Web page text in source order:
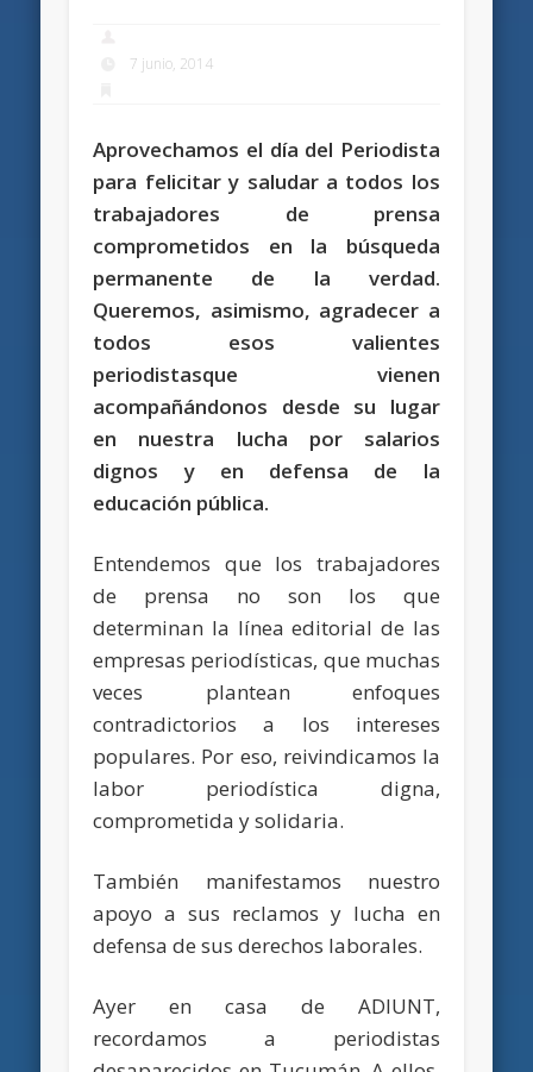
7 junio, 2014
Aprovechamos el día del Periodista
para felicitar y saludar a todos los
trabajadores de prensa
comprometidos en la búsqueda
permanente de la verdad.
Queremos, asimismo, agradecer a
todos esos valientes
periodistasque vienen
acompañándonos desde su lugar
en nuestra lucha por salarios
dignos y en defensa de la
educación pública.
Entendemos que los trabajadores
de prensa no son los que
determinan la línea editorial de las
empresas periodísticas, que muchas
veces plantean enfoques
contradictorios a los intereses
populares. Por eso, reivindicamos la
labor periodística digna,
comprometida y solidaria.
También manifestamos nuestro
apoyo a sus reclamos y lucha en
defensa de sus derechos laborales.
Ayer en casa de ADIUNT,
recordamos a periodistas